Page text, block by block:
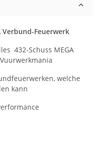
Verbund-Feuerwerk
432-Schuss MEGA
welche
kann